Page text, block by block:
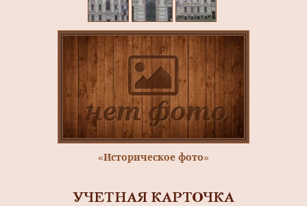
«Историческое фото»
УЧЕТНАЯ КАРТОЧКА